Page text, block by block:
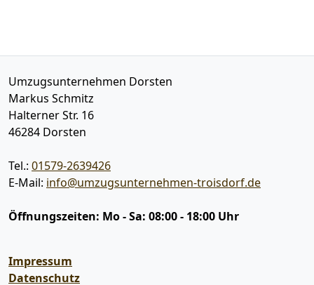
Umzugsunternehmen Dorsten
Markus Schmitz
Halterner Str. 16
46284 Dorsten
Tel.: 01579-2639426
E-Mail: info@umzugsunternehmen-troisdorf.de
Öffnungszeiten: Mo - Sa: 08:00 - 18:00 Uhr
Impressum
Datenschutz